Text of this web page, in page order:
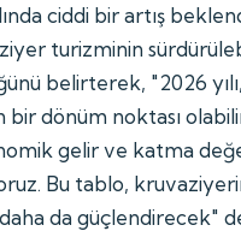
ciddi bir artış
turizminin
belirterek, "2026
bir dönüm noktası
gelir ve katma
Bu tablo,
da güçlendirecek"